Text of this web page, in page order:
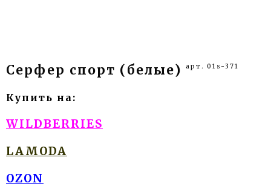
Серфер спорт (белые) арт. 01s-371
Купить на:
WILDBERRIES
LAMODA
OZON